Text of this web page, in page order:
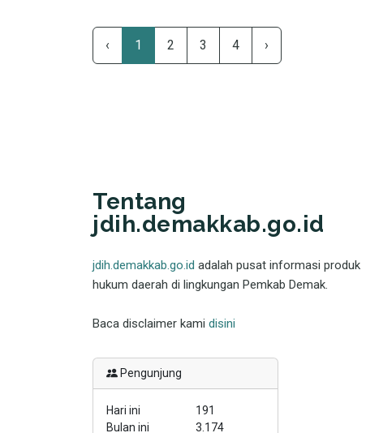
‹ 1 2 3 4 ›
Tentang
jdih.demakkab.go.id
jdih.demakkab.go.id adalah pusat informasi produk
hukum daerah di lingkungan Pemkab Demak.
Baca disclaimer kami disini
Pengunjung
Hari ini
191
Bulan ini
3.174